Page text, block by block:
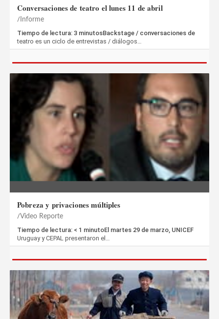
Conversaciones de teatro el lunes 11 de abril
Informe
Tiempo de lectura: 3 minutosBackstage / conversaciones de
teatro es un ciclo de entrevistas / diálogos…
Pobreza y privaciones múltiples
Video Reporte
Tiempo de lectura: < 1 minutoEl martes 29 de marzo, UNICEF
Uruguay y CEPAL presentaron el…